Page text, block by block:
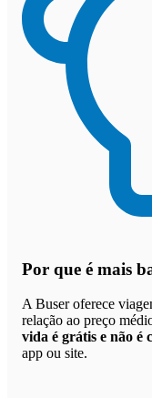
Por que é mais
A Buser oferece
relação ao preço
vida é grátis e não é
app ou site.